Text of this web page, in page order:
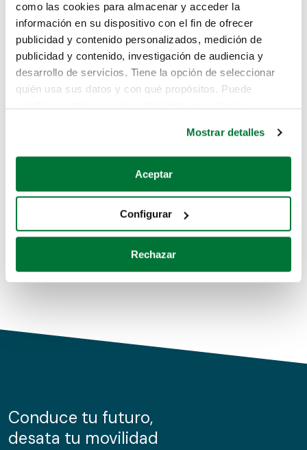
como las cookies para almacenar y acceder la
información en su dispositivo con el fin de ofrecer
publicidad y contenido personalizados, medición de
publicidad y contenido, investigación de audiencia y
desarrollo de servicios. Tiene la opción de seleccionar
quién usa sus datos y con qué propósitos. Puede
Si lo permite, también quisiéramos:
Recopilar información sobre su ubicación geográfica
Identificar su dispositivo analizándolo activamente
para buscar características específicas (huellas
Obtenga más información sobre cómo se procesan sus
de cookies.
información sobre el uso que haga del sitio web con
nuestros partners de redes sociales, publicidad y análisis
Mostrar detalles
Aceptar
Configurar
Rechazar
Lo sentimos, no sabemos como
te hemos traido hasta aquí.
Pero puedes encontrar el coche que estás
buscando en alguno de estos enlaces:
Coches de segunda mano
Coches de km0
Conduce tu futuro,
desata tu movilidad